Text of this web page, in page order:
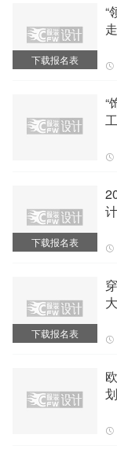
下载报名表
“
“
下载报名表
下载报名表